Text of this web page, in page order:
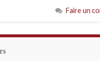
Faire un